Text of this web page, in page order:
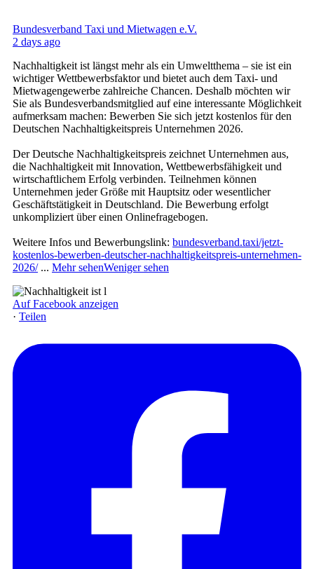
Bundesverband Taxi und Mietwagen e.V.
2 days ago
Nachhaltigkeit ist längst mehr als ein Umweltthema – sie ist ein
wichtiger Wettbewerbsfaktor und bietet auch dem Taxi- und
Mietwagengewerbe zahlreiche Chancen. Deshalb möchten wir
Sie als Bundesverbandsmitglied auf eine interessante Möglichkeit
aufmerksam machen: Bewerben Sie sich jetzt kostenlos für den
Deutschen Nachhaltigkeitspreis Unternehmen 2026.
Der Deutsche Nachhaltigkeitspreis zeichnet Unternehmen aus,
die Nachhaltigkeit mit Innovation, Wettbewerbsfähigkeit und
wirtschaftlichem Erfolg verbinden. Teilnehmen können
Unternehmen jeder Größe mit Hauptsitz oder wesentlicher
Geschäftstätigkeit in Deutschland. Die Bewerbung erfolgt
unkompliziert über einen Onlinefragebogen.
Weitere Infos und Bewerbungslink: bundesverband.taxi/jetzt-
kostenlos-bewerben-deutscher-nachhaltigkeitspreis-unternehmen-
2026/ ... Mehr sehenWeniger sehen
Auf Facebook anzeigen
· Teilen